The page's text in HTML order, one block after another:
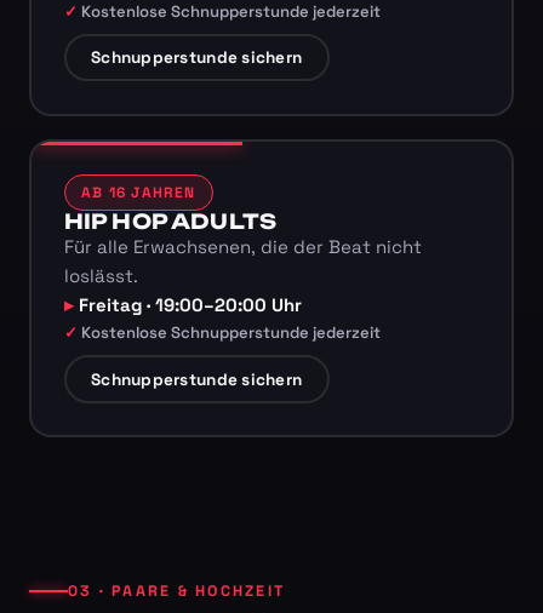
Kostenlose Schnupperstunde jederzeit
Schnupperstunde sichern
AB 16 JAHREN
HIP HOP ADULTS
Für alle Erwachsenen, die der Beat nicht
loslässt.
Freitag · 19:00–20:00 Uhr
Kostenlose Schnupperstunde jederzeit
Schnupperstunde sichern
03 · PAARE & HOCHZEIT